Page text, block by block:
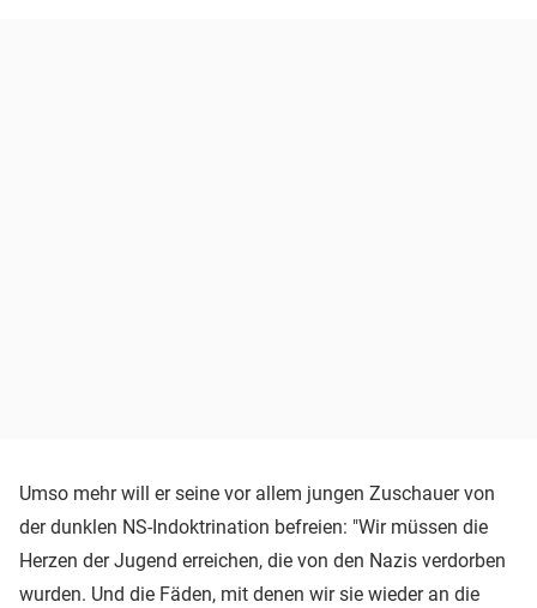
Umso mehr will er seine vor allem jungen Zuschauer von
der dunklen NS-Indoktrination befreien: "Wir müssen die
Herzen der Jugend erreichen, die von den Nazis verdorben
wurden. Und die Fäden, mit denen wir sie wieder an die